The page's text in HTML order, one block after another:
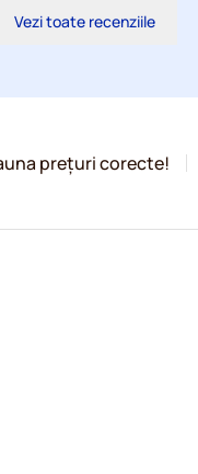
Vezi toate recenziile
prețuri corecte!